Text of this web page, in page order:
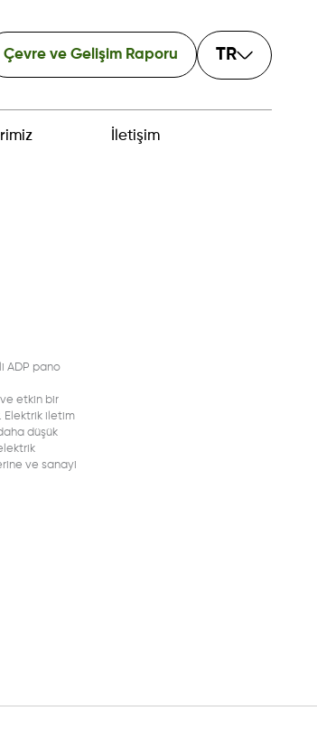
Çevre ve Gelişim Raporu TR
İletişim
ADP pano
etkin bir
Elektrik iletim
düşük
ve sanayi